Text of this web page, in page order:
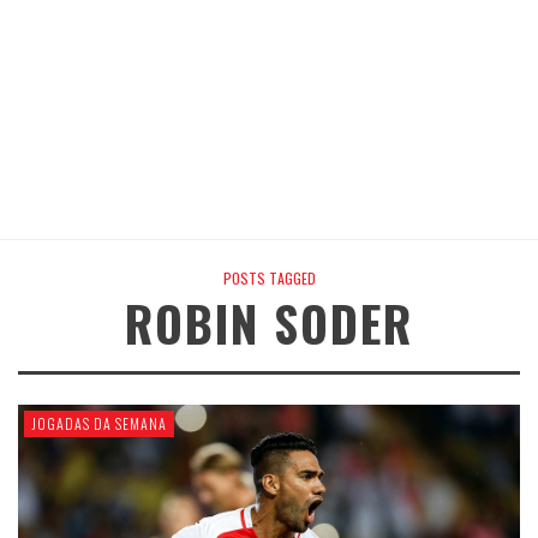
POSTS TAGGED
ROBIN SODER
JOGADAS DA SEMANA